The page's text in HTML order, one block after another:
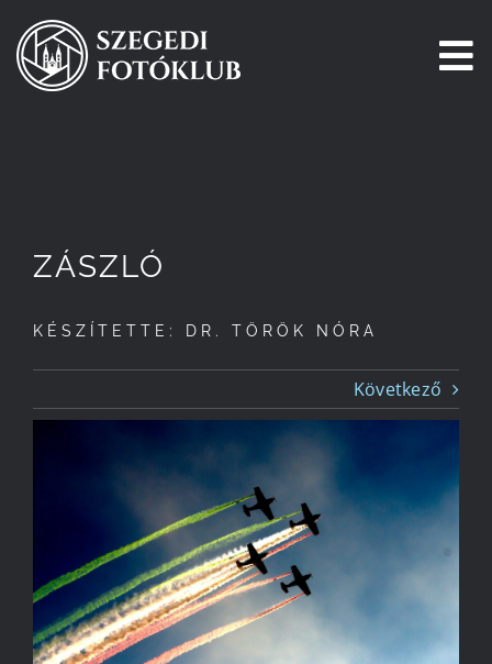
Kihagyás
Pályázatok
Tagjaink
Csatlakozz!
Kapcsolat
ZÁSZLÓ
KÉSZÍTETTE: DR. TÖRÖK NÓRA
Következő